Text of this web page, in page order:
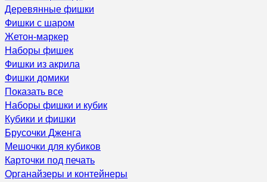
Деревянные фишки
Фишки с шаром
Жетон-маркер
Наборы фишек
Фишки из акрила
Фишки домики
Показать все
Наборы фишки и кубик
Кубики и фишки
Брусочки Дженга
Мешочки для кубиков
Карточки под печать
Органайзеры и контейнеры